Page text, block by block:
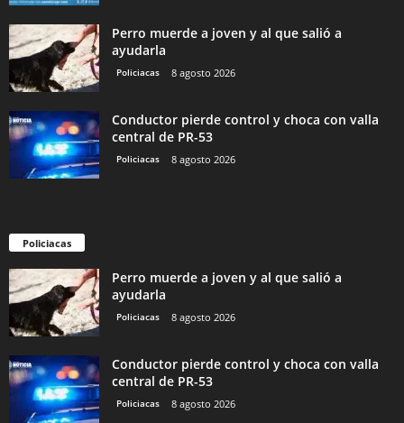
Perro muerde a joven y al que salió a
ayudarla
Policiacas 8 agosto 2026
Conductor pierde control y choca con valla
central de PR-53
Policiacas 8 agosto 2026
Policiacas
Perro muerde a joven y al que salió a
ayudarla
Policiacas 8 agosto 2026
Conductor pierde control y choca con valla
central de PR-53
Policiacas 8 agosto 2026